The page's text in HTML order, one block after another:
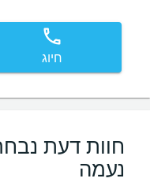
חיוג
חוות דעת
נעמה